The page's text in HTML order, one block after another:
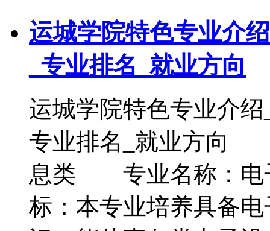
运城学院特色专业介
_专业排名_就业方向
运城学院特色专业介
专业排名_就业方
息类 专业名称：
标：本专业培养具备